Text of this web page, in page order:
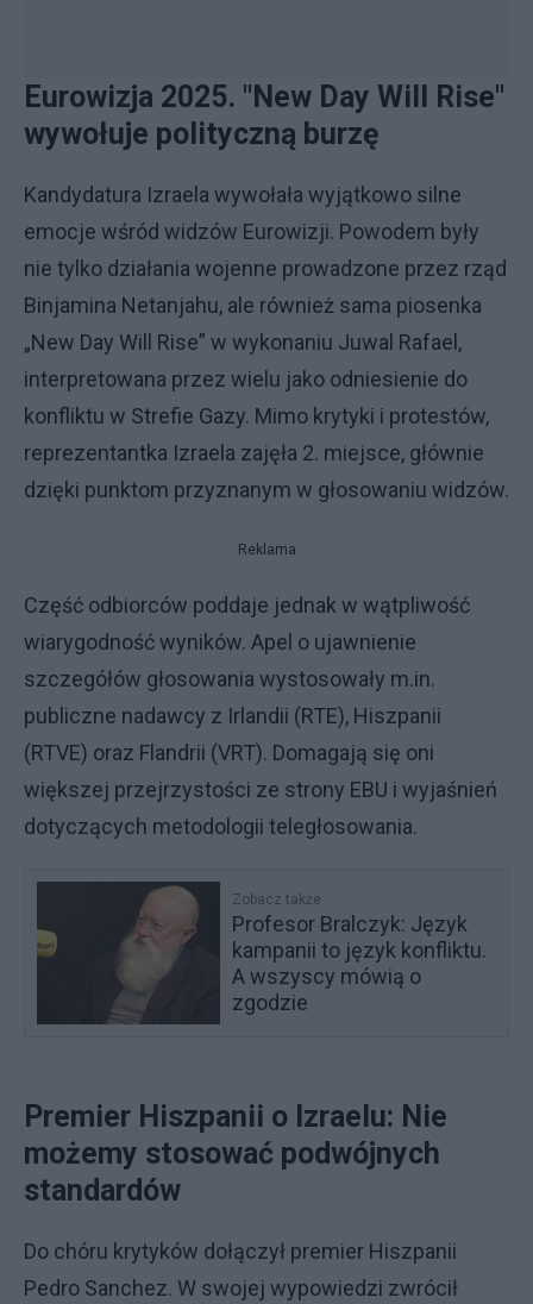
Eurowizja 2025. "New Day Will Rise"
wywołuje polityczną burzę
Kandydatura Izraela wywołała wyjątkowo silne
emocje wśród widzów Eurowizji. Powodem były
nie tylko działania wojenne prowadzone przez rząd
Binjamina Netanjahu, ale również sama piosenka
„New Day Will Rise” w wykonaniu Juwal Rafael,
interpretowana przez wielu jako odniesienie do
konfliktu w Strefie Gazy. Mimo krytyki i protestów,
reprezentantka Izraela zajęła 2. miejsce, głównie
dzięki punktom przyznanym w głosowaniu widzów.
Reklama
Część odbiorców poddaje jednak w wątpliwość
wiarygodność wyników. Apel o ujawnienie
szczegółów głosowania wystosowały m.in.
publiczne nadawcy z Irlandii (RTE), Hiszpanii
(RTVE) oraz Flandrii (VRT). Domagają się oni
większej przejrzystości ze strony EBU i wyjaśnień
dotyczących metodologii teległosowania.
Zobacz także
Profesor Bralczyk: Język
kampanii to język konfliktu.
A wszyscy mówią o
zgodzie
Premier Hiszpanii o Izraelu: Nie
możemy stosować podwójnych
standardów
Do chóru krytyków dołączył premier Hiszpanii
Pedro Sanchez. W swojej wypowiedzi zwrócił